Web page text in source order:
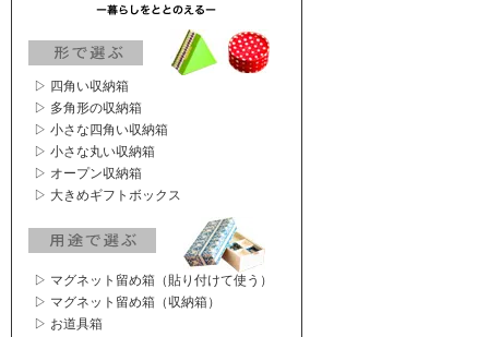
▷ 四角い収納箱
▷ 多角形の収納箱
▷ 小さな四角い収納箱
▷ 小さな丸い収納箱
▷ オープン収納箱
▷ 大きめギフトボックス
▷ マグネット留め箱（貼り付けて使う）
▷ マグネット留め箱（収納箱）
▷ お道具箱